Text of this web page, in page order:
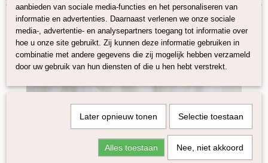
aanbieden van sociale media-functies en het personaliseren van
informatie en advertenties. Daarnaast verlenen we onze sociale
media-, advertentie- en analysepartners toegang tot informatie over
hoe u onze site gebruikt. Zij kunnen deze informatie gebruiken in
combinatie met andere gegevens die zij mogelijk hebben verzameld
door uw gebruik van hun diensten of die u hen hebt verstrekt.
Later opnieuw tonen Selectie toestaan
Alles toestaan Nee, niet akkoord